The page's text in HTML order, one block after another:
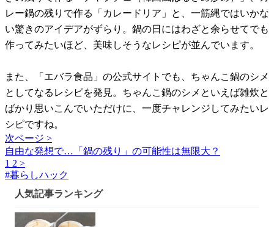
レー鍋の残りで作る「カレードリア」と、一筋縄ではいかな
い驚きのアイデアがずらり。鍋の日にはわざと余らせてでも
作ってみたいほど、美味しそうなレシピが並んでいます。
また、「エバラ食品」の公式サイトでも、ちゃんこ鍋のシメ
としてなるレシピを発見。ちゃんこ鍋のシメといえば雑炊と
ばかり思いこんでいただけに、一度チャレンジしてみたいレ
シピですね。
次ページ >
自由な発想で…「鍋の残り」の可能性は無限大？
1 2 >
#暮らしハック
人気記事ランキング